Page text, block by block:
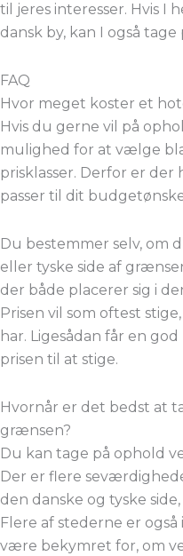
til jeres interesser. Hvis I
dansk by, kan I også tage
FAQ
Hvor meget koster et
Hvis du gerne vil på
mulighed for at vælge
prisklasser. Derfor er
passer til dit
Du bestemmer selv, om
eller tyske side af
der både placerer sig i
Prisen vil som oftest
har. Ligesådan får en
prisen til at stige.
Hvornår er det bedst at
grænsen?
Du kan tage på ophold
Der er flere
den danske og tyske
Flere af stederne er
være bekymret for, om